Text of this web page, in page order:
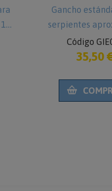
Gancho estándar para
serpientes aprox. 95 cm
Código GIE003
COMPRAR